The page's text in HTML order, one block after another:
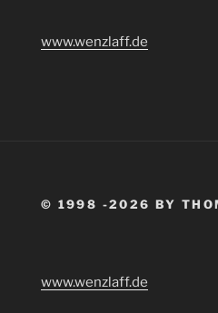
www.wenzlaff.de
© 1998 -2026 BY
www.wenzlaff.de